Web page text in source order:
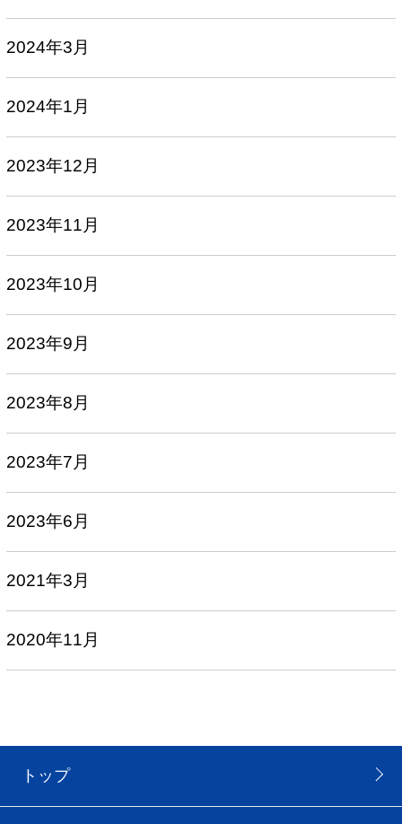
2024年3月
2024年1月
2023年12月
2023年11月
2023年10月
2023年9月
2023年8月
2023年7月
2023年6月
2021年3月
2020年11月
トップ